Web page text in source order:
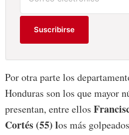
Suscribirse
Por otra parte los
Honduras son los que mayor
presentan, entre ellos
Cortés (55) los más